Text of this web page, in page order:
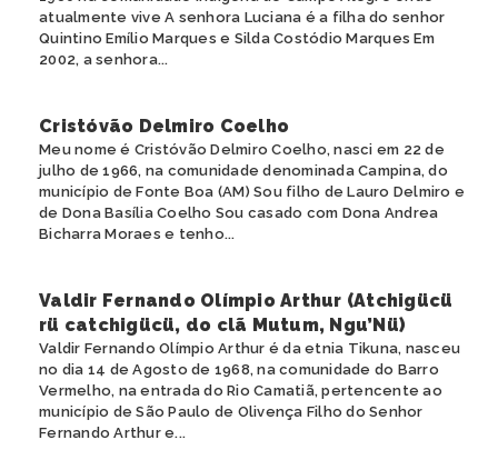
atualmente vive A senhora Luciana é a filha do senhor
Quintino Emílio Marques e Silda Costódio Marques Em
2002, a senhora...
Cristóvão Delmiro Coelho
Meu nome é Cristóvão Delmiro Coelho, nasci em 22 de
julho de 1966, na comunidade denominada Campina, do
município de Fonte Boa (AM) Sou filho de Lauro Delmiro e
de Dona Basília Coelho Sou casado com Dona Andrea
Bicharra Moraes e tenho...
Valdir Fernando Olímpio Arthur (Atchigücü
rü catchigücü, do clã Mutum, Ngu’Nü)
Valdir Fernando Olímpio Arthur é da etnia Tikuna, nasceu
no dia 14 de Agosto de 1968, na comunidade do Barro
Vermelho, na entrada do Rio Camatiã, pertencente ao
município de São Paulo de Olivença Filho do Senhor
Fernando Arthur e...